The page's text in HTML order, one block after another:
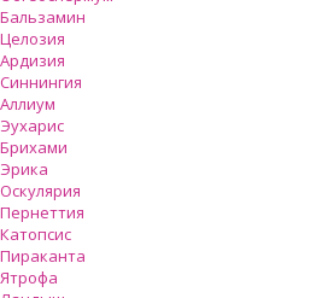
Бальзамин
Целозия
Ардизия
Синнингия
Аллиум
Эухарис
Брихами
Эрика
Оскулярия
Пернеттия
Катопсис
Пираканта
Ятрофа